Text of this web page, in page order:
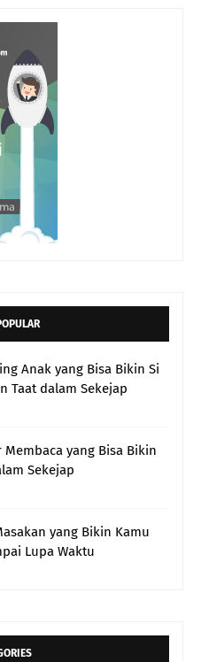
Anak yang Bisa Bikin Si
Taat dalam Sekejap
Membaca yang Bisa Bikin
Sekejap
yang Bikin Kamu
Lupa Waktu